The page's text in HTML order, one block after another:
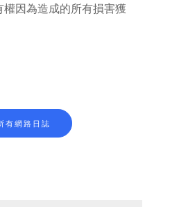
因為造成的所有損害獲
有網路日誌